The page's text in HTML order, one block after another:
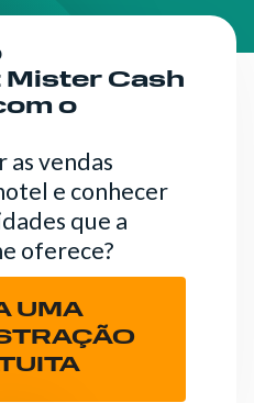
Mister Cash
o
as vendas
e conhecer
que a
oferece?
UMA